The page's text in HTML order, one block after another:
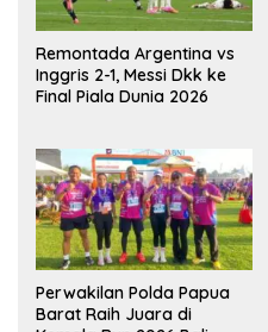
Remontada Argentina vs
Inggris 2-1, Messi Dkk ke
Final Piala Dunia 2026
Perwakilan Polda Papua
Barat Raih Juara di